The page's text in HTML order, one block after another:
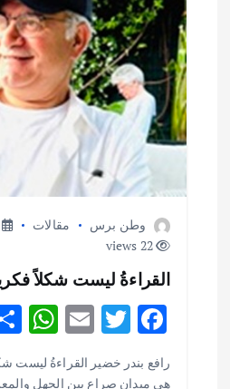
وطن برس مقالات
22 views
القراءةُ ليست شكلاً
F
e
T
w
it
E
m
ai
W
atرافع بندر خضير القراءةُ ليست
هي ميدان صراع بين الجهل
أهم الأخبار ثقافة وفنون
اختتام ورشة السينوغرافيا في مدينة